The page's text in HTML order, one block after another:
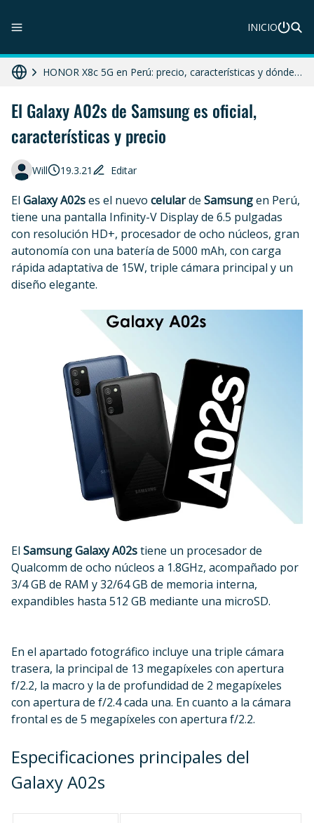
INICIO
HONOR X8c 5G en Perú: precio, características y dónde comprar
El Galaxy A02s de Samsung es oficial,
características y precio
Will 19.3.21 Editar
El Galaxy A02ses el nuevo celularde Samsungen Perú,
tiene una pantalla Infinity-V Display de 6.5 pulgadas
con resolución HD+, procesador de ocho núcleos, gran
autonomía con una batería de 5000 mAh, con carga
rápida adaptativa de 15W, triple cámara principal y un
diseño elegante.
El Samsung Galaxy A02stiene un procesador de
Qualcomm de ocho núcleos a 1.8GHz, acompañado por
3/4 GB de RAM y 32/64 GB de memoria interna,
expandibles hasta 512 GB mediante una microSD.
En el apartado fotográfico incluye una triple cámara
trasera, la principal de 13 megapíxeles con apertura
f/2.2, la macro y la de profundidad de 2 megapíxeles
con apertura de f/2.4 cada una. En cuanto a la cámara
frontal es de 5 megapíxeles con apertura f/2.2.
Especificaciones principales del
Galaxy A02s